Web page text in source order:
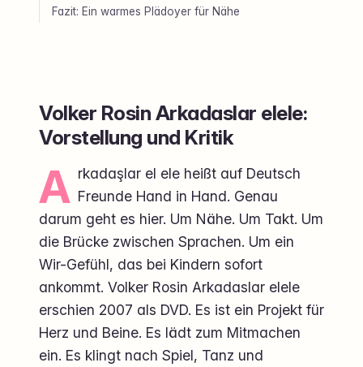
Fazit: Ein warmes Plädoyer für Nähe
Volker Rosin Arkadaslar elele:
Vorstellung und Kritik
A rkadaşlar el ele heißt auf Deutsch
Freunde Hand in Hand. Genau
darum geht es hier. Um Nähe. Um Takt. Um
die Brücke zwischen Sprachen. Um ein
Wir-Gefühl, das bei Kindern sofort
ankommt. Volker Rosin Arkadaslar elele
erschien 2007 als DVD. Es ist ein Projekt für
Herz und Beine. Es lädt zum Mitmachen
ein. Es klingt nach Spiel, Tanz und